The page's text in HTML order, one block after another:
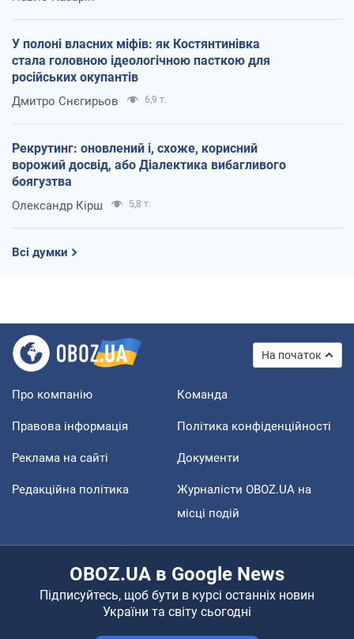
У полоні власних міфів: як Костянтинівка
стала головною ідеологічною пасткою для
російських окупантів
Дмитро Снєгирьов 6,9 т.
Рекрутинг: оновлений і, схоже, корисний
ворожий досвід, або Діалектика вибагливого
боягузтва
Олександр Кірш 5,8 т.
Всі думки
На початок
Про компанію Команда
Правова інформація Політика конфіденційності
Реклама на сайті Документи
Редакційна політика
Журналісти OBOZ.UA на
місці подій
OBOZ.UA в Google News
Підписуйтесь, щоб бути в курсі останніх новин
України та світу сьогодні